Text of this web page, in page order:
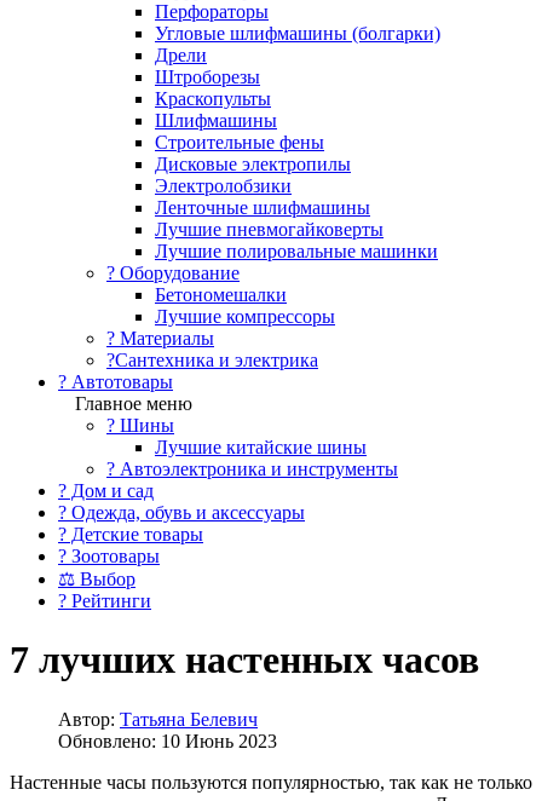
Перфораторы
Угловые шлифмашины (болгарки)
Дрели
Штроборезы
Краскопульты
Шлифмашины
Строительные фены
Дисковые электропилы
Электролобзики
Ленточные шлифмашины
Лучшие пневмогайковерты
Лучшие полировальные машинки
?️ Оборудование
Бетономешалки
Лучшие компрессоры
? Материалы
?Сантехника и электрика
? Автотовары
Главное меню
? Шины
Лучшие китайские шины
? Автоэлектроника и инструменты
? Дом и сад
? Одежда, обувь и аксессуары
? Детские товары
? Зоотовары
⚖ Выбор
? Рейтинги
7 лучших настенных часов
Автор: Татьяна Белевич
Обновлено: 10 Июнь 2023
Настенные часы пользуются популярностью, так как не только